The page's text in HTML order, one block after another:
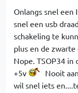
Onlangs snel een
snel een usb
schakeling te
plus en de zwarte
Nope. TSOP34 in
+5v
Nooit
wil snel iets